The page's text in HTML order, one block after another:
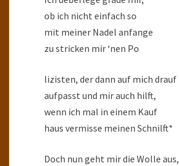
ob ich nicht einfach so
mit meiner Nadel anfange
zu stricken mir ‘nen Po
lizisten, der dann auf mich drauf
aufpasst und mir auch hilft,
wenn ich mal in einem Kauf
haus vermisse meinen Schnilft*
Doch nun geht mir die Wolle aus,